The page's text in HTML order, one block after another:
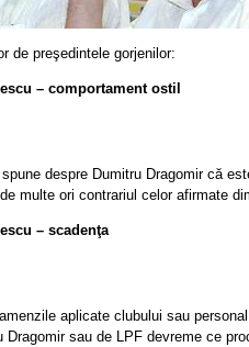
de preşedintele gorjenilor:
– comportament ostil
despre Dumitru Dragomir că
multe ori contrariul celor afirmate
– scadenţa
aplicate clubului sau
Dragomir sau de LPF devreme ce